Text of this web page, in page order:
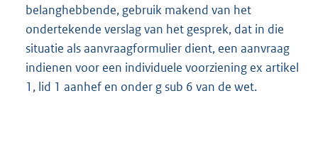
belanghebbende, gebruik makend van het
ondertekende verslag van het gesprek, dat in die
situatie als aanvraagformulier dient, een aanvraag
indienen voor een individuele voorziening ex artikel
1, lid 1 aanhef en onder g sub 6 van de wet.